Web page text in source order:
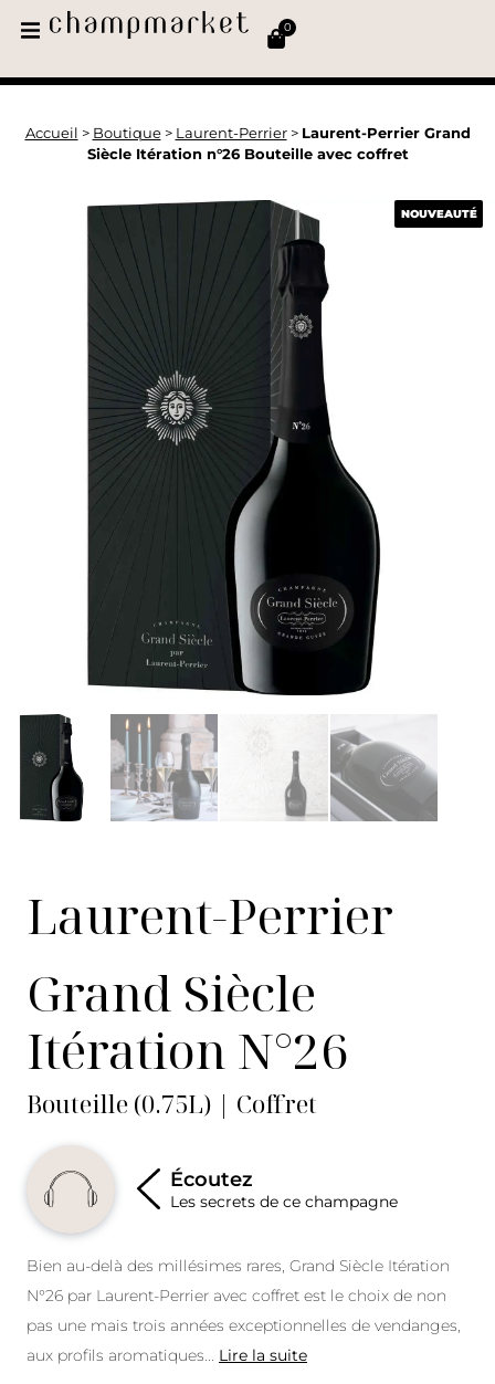
0
Accueil > Boutique> Laurent-Perrier> Laurent-Perrier Grand
Siècle Itération n°26 Bouteille avec coffret
NOUVEAUTÉ
Laurent-Perrier
Grand Siècle
Itération N°26
Bouteille (0.75L) | Coffret
Écoutez
Les secrets de ce champagne
Bien au-delà des millésimes rares, Grand Siècle Itération
N°26 par Laurent-Perrier avec coffret est le choix de non
pas une mais trois années exceptionnelles de vendanges,
aux profils aromatiques
Lire la suite